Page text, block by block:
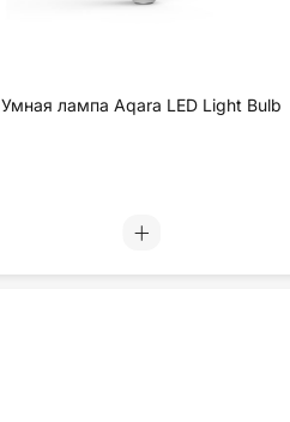
Умная лампа Aqara LED Light Bulb